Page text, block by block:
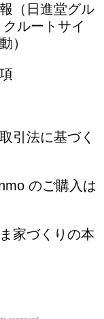
（日進堂グル
ルートサイ
）
引法に基づく
のご購入は
家づくりの本